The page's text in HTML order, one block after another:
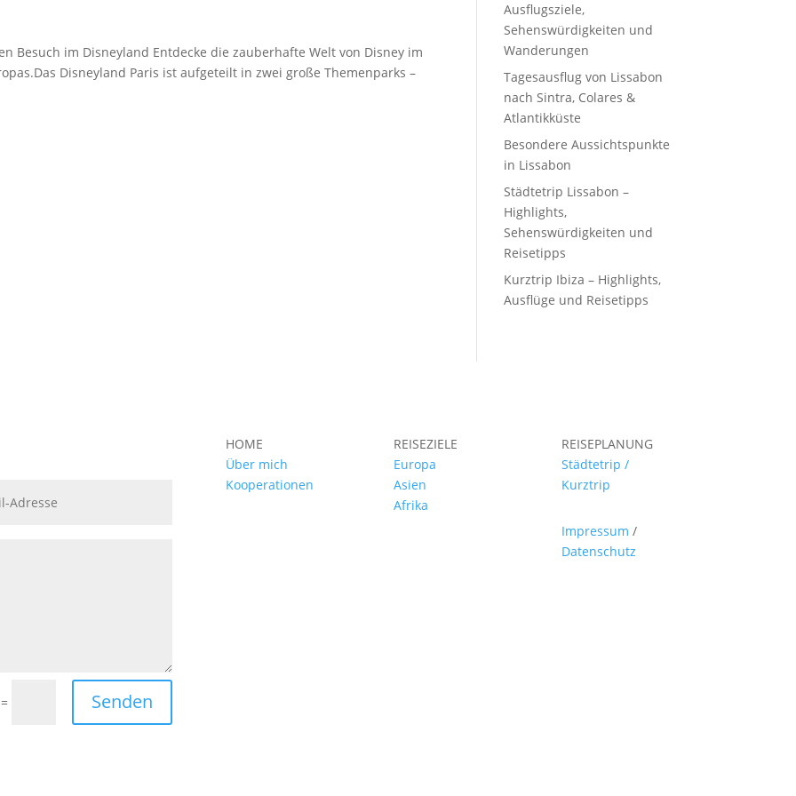
Besuch im Disneyland Entdecke die zauberhafte Welt von Disney im
Disneyland Paris ist aufgeteilt in zwei große Themenparks –
Ausflugsziele,
Sehenswürdigkeiten und
Wanderungen
Tagesausflug von Lissabon
nach Sintra, Colares &
Atlantikküste
Besondere Aussichtspunkte
in Lissabon
Städtetrip Lissabon –
Highlights,
Sehenswürdigkeiten und
Reisetipps
Kurztrip Ibiza – Highlights,
Ausflüge und Reisetipps
Senden
HOME
Über mich
Kooperationen
REISEZIELE
Europa
Asien
Afrika
REISEPLANUNG
Städtetrip /
Kurztrip
Impressum /
Datenschutz